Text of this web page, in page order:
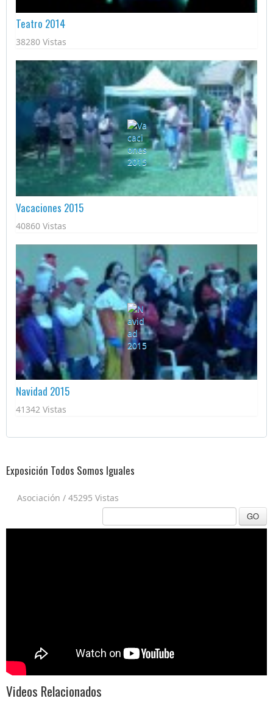
Teatro 2014
38280 Vistas
Vacaciones 2015
40860 Vistas
Navidad 2015
41342 Vistas
Exposición Todos Somos Iguales
Asociación / 45295 Vistas
GO
Videos Relacionados